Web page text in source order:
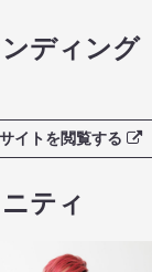
ディング
サイトを閲覧する
ティ